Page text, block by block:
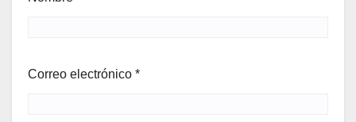
Correo electrónico *